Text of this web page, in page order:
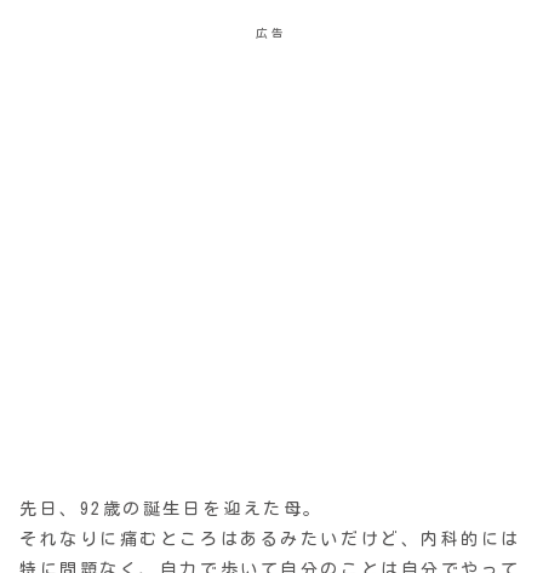
広告
先日、92歳の誕生日を迎えた母。
それなりに痛むところはあるみたいだけど、内科的には
特に問題なく、自力で歩いて自分のことは自分でやって